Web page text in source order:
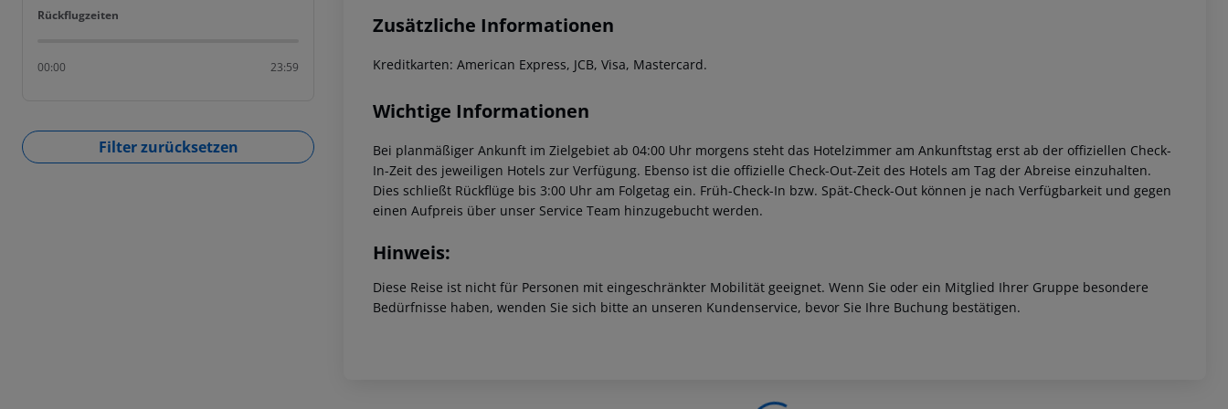
Rückflugzeiten
Rückflugzeiten
00:00 23:59
Filter zurücksetzen
Zusätzliche Informationen
Kreditkarten: American Express, JCB, Visa, Mastercard.
Wichtige Informationen
Bei planmäßiger Ankunft im Zielgebiet ab 04:00 Uhr morgens steht das Hotelzimmer am Ankunftstag erst ab der offiziellen Check-
In-Zeit des jeweiligen Hotels zur Verfügung. Ebenso ist die offizielle Check-Out-Zeit des Hotels am Tag der Abreise einzuhalten.
Dies schließt Rückflüge bis 3:00 Uhr am Folgetag ein. Früh-Check-In bzw. Spät-Check-Out können je nach Verfügbarkeit und gegen
einen Aufpreis über unser Service Team hinzugebucht werden.
Hinweis:
Diese Reise ist nicht für Personen mit eingeschränkter Mobilität geeignet. Wenn Sie oder ein Mitglied Ihrer Gruppe besondere
Bedürfnisse haben, wenden Sie sich bitte an unseren Kundenservice, bevor Sie Ihre Buchung bestätigen.